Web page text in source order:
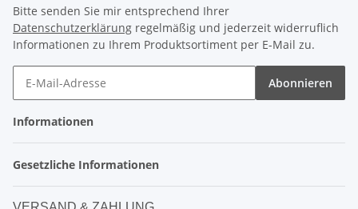
Bitte senden Sie mir entsprechend Ihrer
Datenschutzerklärung regelmäßig und jederzeit widerruflich
Informationen zu Ihrem Produktsortiment per E-Mail zu.
Abonnieren
Informationen
Gesetzliche Informationen